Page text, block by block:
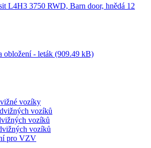
obložení - leták (909.49 kB)
vozíky
vozíků
vozíků
vozíků
pro VZV